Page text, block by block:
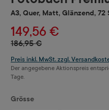
A3, Quer, Matt, Glänzend, 72
149,56 €
186,95 €
Preis inkl. MwSt. zzgl.
Der angegebene Aktionspreis
Tage.
Grösseauswählen